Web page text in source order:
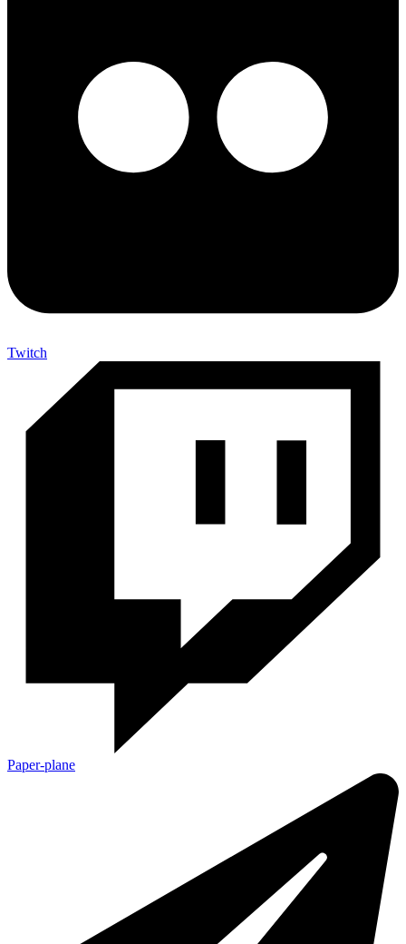
Twitch
Paper-plane